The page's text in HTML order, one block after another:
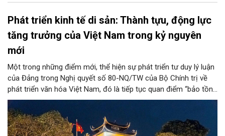
Phát triển kinh tế di sản: Thành tựu, động lực
tăng trưởng của Việt Nam trong kỷ nguyên
mới
Một trong những điểm mới, thể hiện sự phát triển tư duy lý luận
của Đảng trong Nghị quyết số 80-NQ/TW của Bộ Chính trị về
phát triển văn hóa Việt Nam, đó là tiếp tục quan điểm “bảo tồn
và phát huy giá trị di sản văn hóa gắn kết với phát triển kinh tế -
xã hội và du lịch”; đồng thời, nâng lên một tầm cao mới: “phát
triển kinh tế di sản”.